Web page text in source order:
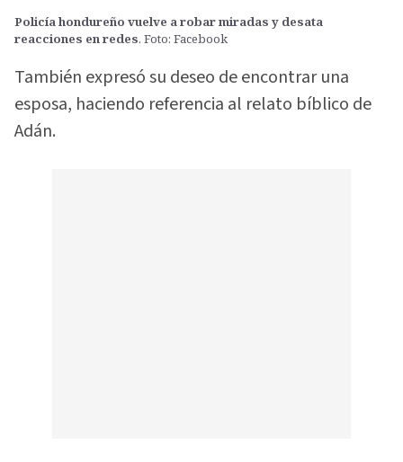
Policía hondureño vuelve a robar miradas y desata
reacciones en redes. Foto: Facebook
También expresó su deseo de encontrar una
esposa, haciendo referencia al relato bíblico de
Adán.